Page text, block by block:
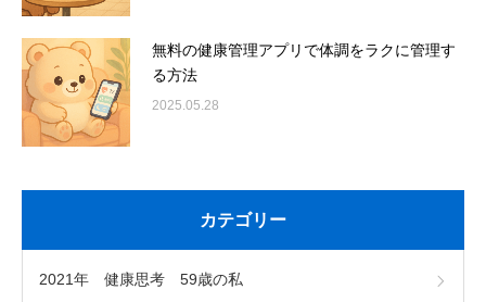
無料の健康管理アプリで体調をラクに管理す
る方法
2025.05.28
カテゴリー
2021年 健康思考 59歳の私